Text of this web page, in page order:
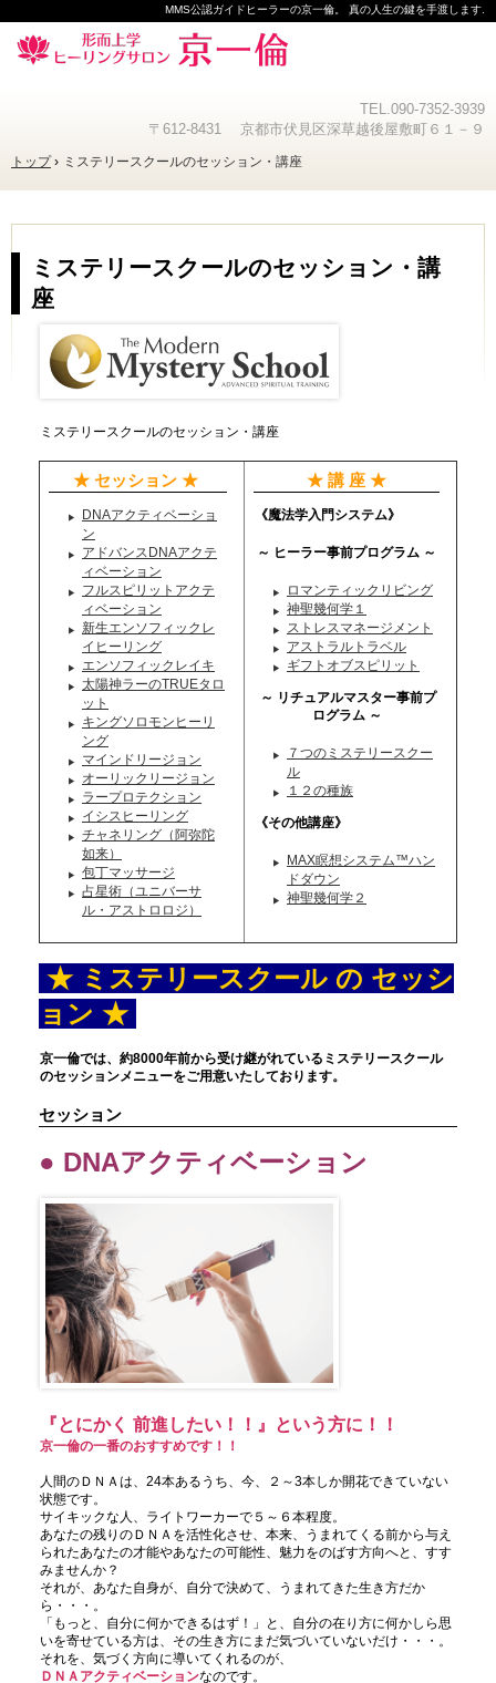
MMS公認ガイドヒーラーの京一倫。 真の人生の鍵を手渡します.
TEL.090-7352-3939
〒612-8431 京都市伏見区深草越後屋敷町６１－９
トップ ミステリースクールのセッション・講座
ミステリースクールのセッション・講
座
ミステリースクールのセッション・講座
★ セッション ★
DNAアクティベーショ
ン
アドバンスDNAアクテ
ィベーション
フルスピリットアクテ
ィベーション
新生エンソフィックレ
イヒーリング
エンソフィックレイキ
太陽神ラーのTRUEタロ
ット
キングソロモンヒーリ
ング
マインドリージョン
オーリックリージョン
ラープロテクション
イシスヒーリング
チャネリング（阿弥陀
如来）
包丁マッサージ
占星術（ユニバーサ
ル・アストロロジ）
★ 講 座 ★
《魔法学入門システム》
～ ヒーラー事前プログラム ～
ロマンティックリビング
神聖幾何学１
ストレスマネージメント
アストラルトラベル
ギフトオブスピリット
～ リチュアルマスター事前プ
ログラム ～
７つのミステリースクー
ル
１２の種族
《その他講座》
MAX瞑想システム™ハン
ドダウン
神聖幾何学２
★ ミステリースクール の セッシ
ョン ★
京一倫では、約8000年前から受け継がれているミステリースクール
のセッションメニューをご用意いたしております。
セッション
● DNAアクティベーション
『とにかく 前進したい！！』という方に！！
京一倫の一番のおすすめです！！
人間のＤＮＡは、24本あるうち、今、２～3本しか開花できていない
状態です。
サイキックな人、ライトワーカーで５～６本程度。
あなたの残りのＤＮＡを活性化させ、本来、うまれてくる前から与え
られたあなたの才能やあなたの可能性、魅力をのばす方向へと、すす
みませんか？
それが、あなた自身が、自分で決めて、うまれてきた生き方だか
ら・・・。
「もっと、自分に何かできるはず！」と、自分の在り方に何かしら思
いを寄せている方は、その生き方にまだ気づいていないだけ・・・。
それを、気づく方向に導いてくれるのが、
ＤＮＡアクティベーションなのです。